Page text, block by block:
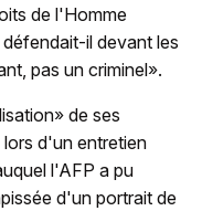
de l'Homme
il devant les
pas un criminel».
de ses
d'un entretien
l'AFP a pu
d'un portrait de